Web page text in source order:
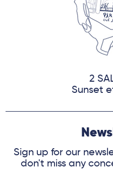
2
Sunset
Sign up for our
don't miss any